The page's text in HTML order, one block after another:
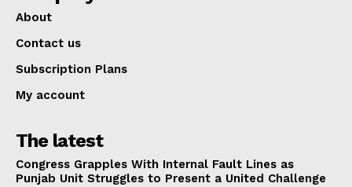
About
Contact us
Subscription Plans
My account
The latest
Congress Grapples With Internal Fault Lines as
Punjab Unit Struggles to Present a United Challenge